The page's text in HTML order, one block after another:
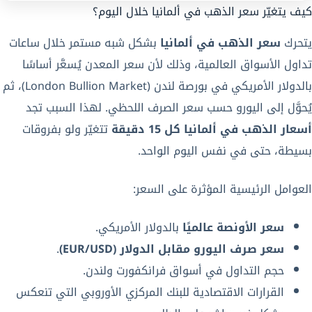
كيف يتغيّر سعر الذهب في ألمانيا خلال اليوم؟
يتحرك سعر الذهب في ألمانيا بشكل شبه مستمر خلال ساعات
تداول الأسواق العالمية، وذلك لأن سعر المعدن يُسعَّر أساسًا
بالدولار الأمريكي في بورصة لندن (London Bullion Market)، ثم
يُحوَّل إلى اليورو حسب سعر الصرف اللحظي. لهذا السبب تجد
أسعار الذهب في ألمانيا كل 15 دقيقة
تتغيّر ولو بفروقات
بسيطة، حتى في نفس اليوم الواحد.
العوامل الرئيسية المؤثرة على السعر:
سعر الأونصة عالميًا بالدولار الأمريكي.
سعر صرف اليورو مقابل الدولار (EUR/USD)
.
حجم التداول في أسواق فرانكفورت ولندن.
القرارات الاقتصادية للبنك المركزي الأوروبي التي تنعكس